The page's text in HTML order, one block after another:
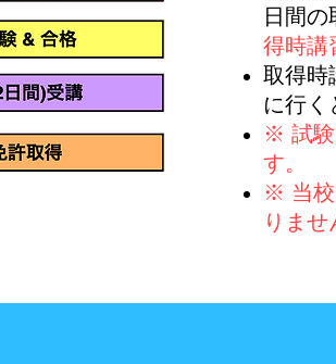
日間
得時講
取得時
に行く
※ 試験
す。
※ 当校
りませ